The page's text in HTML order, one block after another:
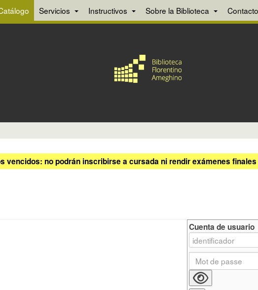
Servicios Instructivos Sobre la Biblioteca Contacto
vencidos: no podrán inscribirse a cursada ni rendir exámenes finales
Cuenta de usuario